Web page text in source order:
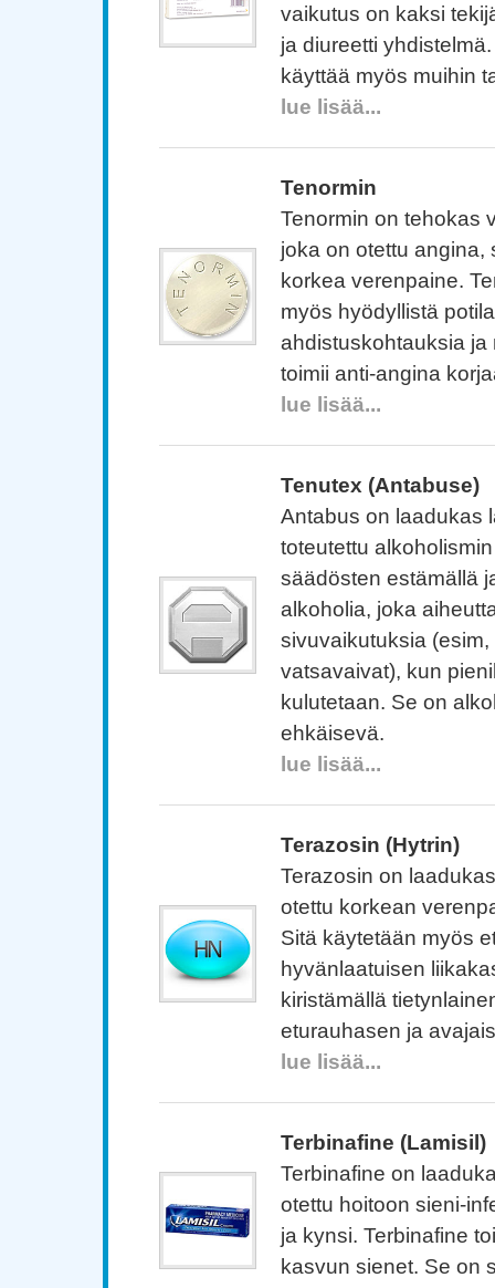
vaikutus on kaksi
ja diureetti
käyttää myös muihin
lue lisää...
Tenormin
Tenormin on tehokas
joka on otettu angina,
korkea verenpaine.
myös hyödyllistä
ahdistuskohtauksia ja
toimii anti-angina
lue lisää...
Tenutex (Antabuse)
Antabus on laadukas
toteutettu
säädösten estämällä
alkoholia, joka
sivuvaikutuksia
vatsavaivat), kun
kulutetaan. Se on
ehkäisevä.
lue lisää...
Terazosin (Hytrin)
Terazosin on
otettu korkean
Sitä käytetään myös
hyvänlaatuisen
kiristämällä
eturauhasen ja
lue lisää...
Terbinafine (Lamisil)
Terbinafine on
otettu hoitoon sieni-
ja kynsi. Terbinafine
kasvun sienet. Se on